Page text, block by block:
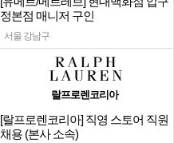
정본점 매니저 구인
서울 강남구
랄프로렌코리아
[랄프로렌코리아] 직영 스토어 직원
채용 (본사 소속)